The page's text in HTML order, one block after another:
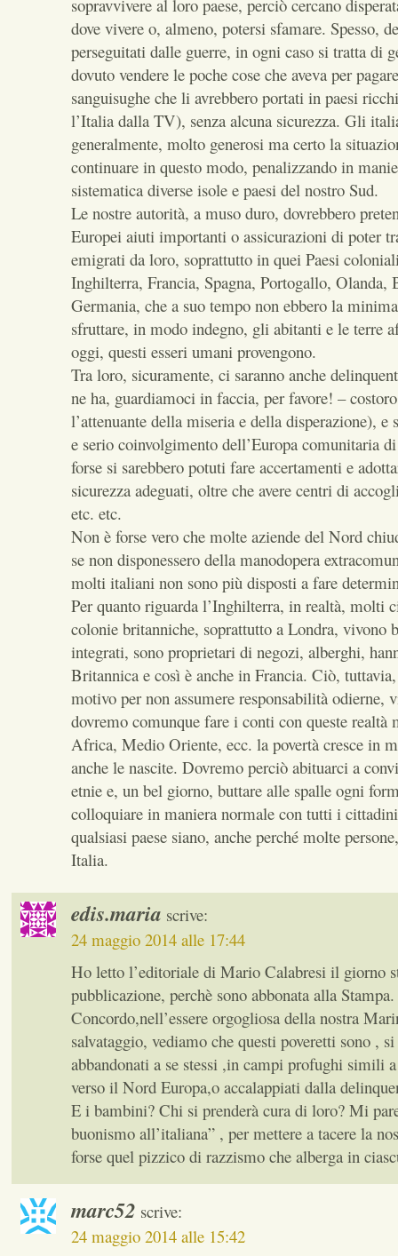
sopravvivere al loro paese, perciò cercano
dove vivere o, almeno, potersi sfamare. Spesso,
perseguitati dalle guerre, in ogni caso si tratta di
dovuto vendere le poche cose che aveva per
sanguisughe che li avrebbero portati in paesi
l’Italia dalla TV), senza alcuna sicurezza. Gli
generalmente, molto generosi ma certo la
continuare in questo modo, penalizzando in
sistematica diverse isole e paesi del nostro Sud.
Le nostre autorità, a muso duro, dovrebbero
Europei aiuti importanti o assicurazioni di poter
emigrati da loro, soprattutto in quei Paesi
Inghilterra, Francia, Spagna, Portogallo, Olanda,
Germania, che a suo tempo non ebbero la
sfruttare, in modo indegno, gli abitanti e le terre
oggi, questi esseri umani provengono.
Tra loro, sicuramente, ci saranno anche
ne ha, guardiamoci in faccia, per favore! –
l’attenuante della miseria e della disperazione), e
e serio coinvolgimento dell’Europa comunitaria
forse si sarebbero potuti fare accertamenti e
sicurezza adeguati, oltre che avere centri di
etc. etc.
Non è forse vero che molte aziende del Nord
se non disponessero della manodopera
molti italiani non sono più disposti a fare
Per quanto riguarda l’Inghilterra, in realtà, molti
colonie britanniche, soprattutto a Londra, vivono
integrati, sono proprietari di negozi, alberghi,
Britannica e così è anche in Francia. Ciò, tuttavia,
motivo per non assumere responsabilità odierne,
dovremo comunque fare i conti con queste realtà
Africa, Medio Oriente, ecc. la povertà cresce in
anche le nascite. Dovremo perciò abituarci a
etnie e, un bel giorno, buttare alle spalle ogni
colloquiare in maniera normale con tutti i
qualsiasi paese siano, anche perché molte
Italia.
edis.maria scrive:
24 maggio 2014 alle 17:44
Ho letto l’editoriale di Mario Calabresi il giorno
pubblicazione, perchè sono abbonata alla Stampa.
Concordo,nell’essere orgogliosa della nostra
salvataggio, vediamo che questi poveretti sono ,
abbandonati a se stessi ,in campi profughi simili
verso il Nord Europa,o accalappiati dalla
E i bambini? Chi si prenderà cura di loro? Mi
buonismo all’italiana” , per mettere a tacere la
forse quel pizzico di razzismo che alberga in
marc52 scrive:
24 maggio 2014 alle 15:42